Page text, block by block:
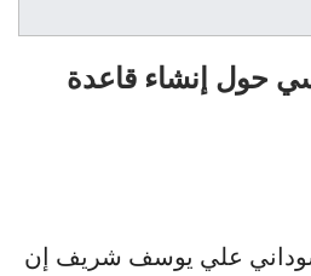
حول إنشاء قاعدة
علي يوسف شريف إن